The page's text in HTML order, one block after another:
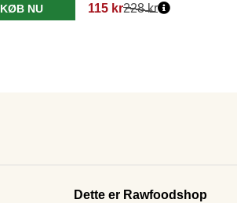
KØB NU 115 kr228 kr
Dette er Rawfoodshop